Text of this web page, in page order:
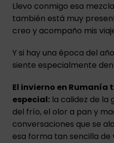
Llevo conmigo esa
también está muy
creo y acompaño mis
Y si hay una época del
siente especialmente
El invierno en Rumanía
especial: la calidez de la
del frío, el olor a pan y
conversaciones que se
esa forma tan sencilla